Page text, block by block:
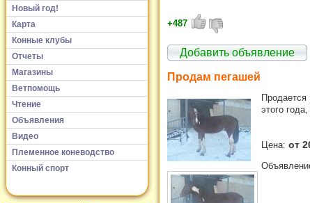
Новый год!
Карта
Конные клубы
Отчеты
Магазины
Ветпомощь
Чтение
Объявления
Видео
Племенное коневодство
Конный спорт
+487
Добавить объявление
Продам пегашей
Продается
этого
Цена: от